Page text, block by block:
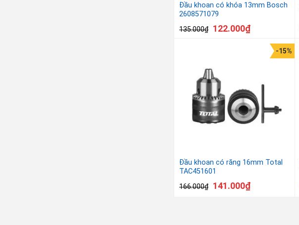
Đầu khoan có khóa 13mm Bosch
2608571079
135.000₫ 122.000₫
Đầu khoan có răng 16mm Total
TAC451601
166.000₫
-15%
141.000₫